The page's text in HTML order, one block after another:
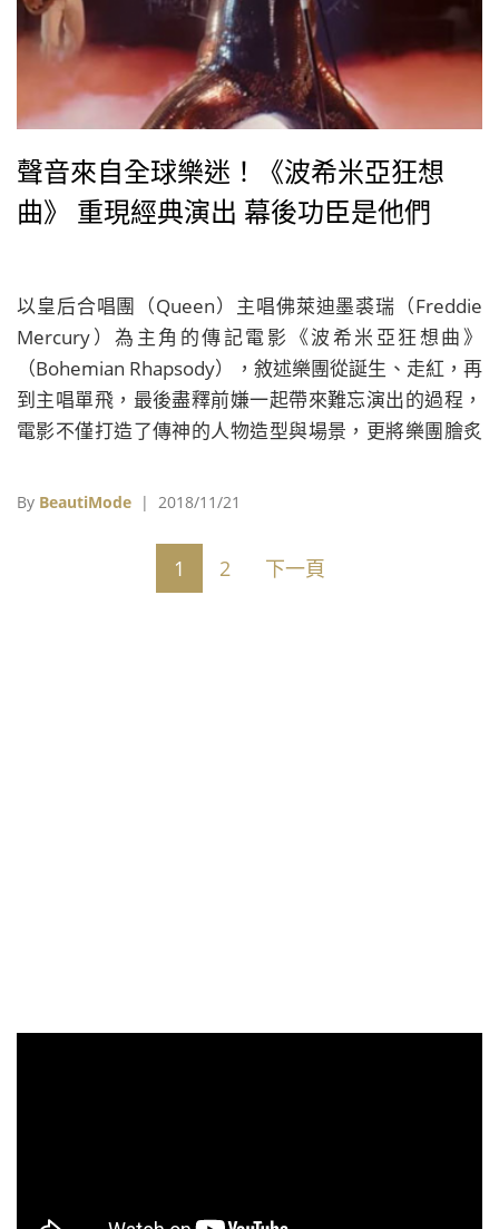
聲音來自全球樂迷！《波希米亞狂想
曲》 重現經典演出 幕後功臣是他們
以皇后合唱團（Queen）主唱佛萊迪墨裘瑞（Freddie
Mercury）為主角的傳記電影《波希米亞狂想曲》
（Bohemian Rhapsody），敘述樂團從誕生、走紅，再
到主唱單飛，最後盡釋前嫌一起帶來難忘演出的過程，
電影不僅打造了傳神的人物造型與場景，更將樂團膾炙
大片。
By BeautiMode | 2018/11/21
1 2 下一頁